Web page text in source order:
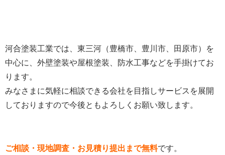
河合塗装工業では、東三河（豊橋市、豊川市、田原市）を
中心に、外壁塗装や屋根塗装、防水工事などを手掛けてお
ります。
みなさまに気軽に相談できる会社を目指しサービスを展開
しておりますので今後ともよろしくお願い致します。
ご相談・現地調査・お見積り提出まで無料です。